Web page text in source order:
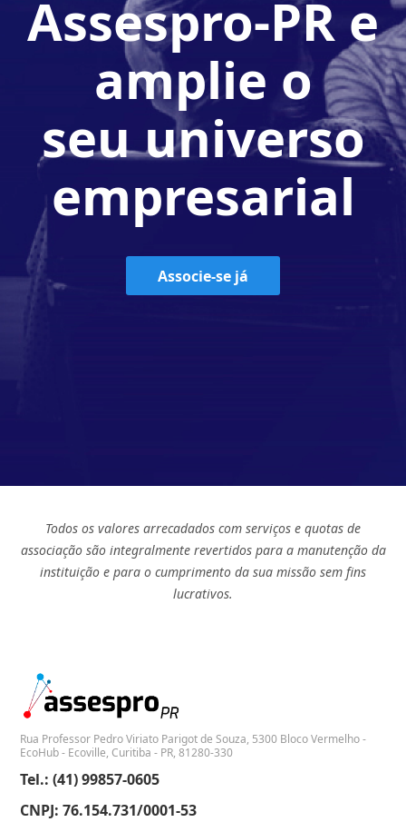
Assespro-PR e
amplie o
seu universo
empresarial
Associe-se já
Todos os valores arrecadados com serviços e quotas de
associação são integralmente revertidos para a manutenção da
instituição e para o cumprimento da sua missão sem fins
lucrativos.
Rua Professor Pedro Viriato Parigot de Souza, 5300 Bloco Vermelho -
EcoHub - Ecoville, Curitiba - PR, 81280-330
Tel.: (41) 99857-0605
CNPJ: 76.154.731/0001-53